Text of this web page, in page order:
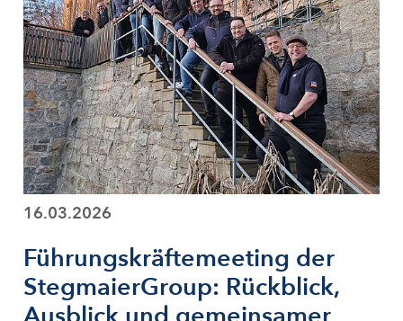
16.03.2026
Führungskräftemeeting der
StegmaierGroup: Rückblick,